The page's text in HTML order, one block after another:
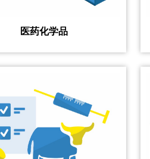
医药化学品